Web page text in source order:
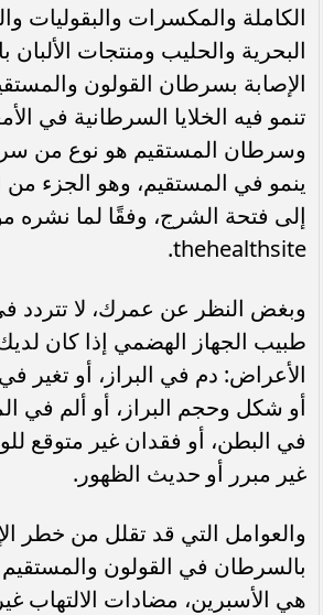
الكاملة والمكسرات والبقوليات
البحرية والحليب ومنتجات
الإصابة بسرطان القولون
تنمو فيه الخلايا السرطانية في
وسرطان المستقيم هو نوع من
ينمو في المستقيم، وهو الجزء من
إلى فتحة الشرج، وفقًا لما نشره
thehealthsite.
وبغض النظر عن عمرك، لا تتردد
طبيب الجهاز الهضمي إذا كان
الأعراض: دم في البراز، أو تغير
أو شكل وحجم البراز، أو ألم في
في البطن، أو فقدان غير متوقع
غير مبرر أو حديث الظهور.
والعوامل التي قد تقلل من خطر
بالسرطان في القولون والمستقيم
هي الأسبرين، مضادات الالتهاب